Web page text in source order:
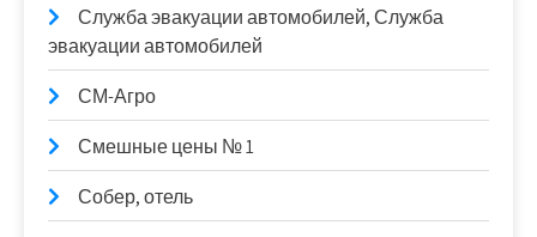
Служба эвакуации автомобилей, Служба
эвакуации автомобилей
СМ-Агро
Смешные цены № 1
Собер, отель